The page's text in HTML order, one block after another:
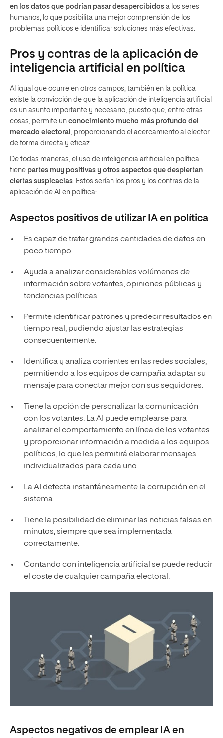
en los datos que podrían pasar desapercibidos a los seres
humanos, lo que posibilita una mejor comprensión de los
problemas políticos e identificar soluciones más efectivas.
Pros y contras de la aplicación de
inteligencia artificial en política
Al igual que ocurre en otros campos, también en la política
existe la convicción de que la aplicación de inteligencia artificial
es un asunto importante y necesario, puesto que, entre otras
cosas, permite un conocimiento mucho más profundo del
mercado electoral
, proporcionando el acercamiento al elector
de forma directa y eficaz.
De todas maneras, el uso de inteligencia artificial en política
tiene partes muy positivas y otros aspectos que despiertan
ciertas suspicacias . Estos serían los pros y los contras de la
aplicación de AI en política:
Aspectos positivos de utilizar IA en política
Es capaz de tratar grandes cantidades de datos en
poco tiempo.
Ayuda a analizar considerables volúmenes de
información sobre votantes, opiniones públicas y
tendencias políticas.
Permite identificar patrones y predecir resultados en
tiempo real, pudiendo ajustar las estrategias
consecuentemente.
Identifica y analiza corrientes en las redes sociales,
permitiendo a los equipos de campaña adaptar su
mensaje para conectar mejor con sus seguidores.
Tiene la opción de personalizar la comunicación
con los votantes. La AI puede emplearse para
analizar el comportamiento en línea de los votantes
y proporcionar información a medida a los equipos
políticos, lo que les permitirá elaborar mensajes
individualizados para cada uno.
La AI detecta instantáneamente la corrupción en el
sistema.
Tiene la posibilidad de eliminar las noticias falsas en
minutos, siempre que sea implementada
correctamente.
Contando con inteligencia artificial se puede reducir
el coste de cualquier campaña electoral.
Aspectos negativos de emplear IA en